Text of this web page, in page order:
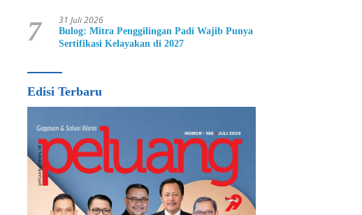
7 31 Juli 2026
Bulog: Mitra Penggilingan Padi Wajib Punya
Sertifikasi Kelayakan di 2027
Edisi Terbaru